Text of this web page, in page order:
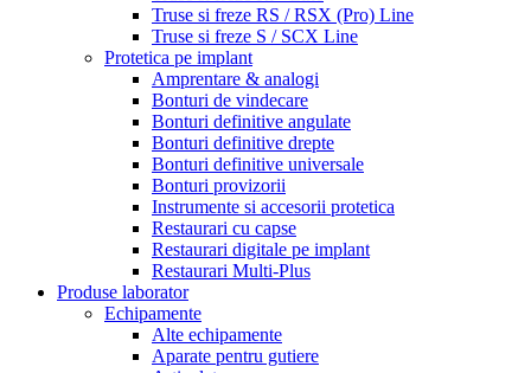
Truse si freze RS / RSX (Pro) Line
Truse si freze S / SCX Line
Protetica pe implant
Amprentare & analogi
Bonturi de vindecare
Bonturi definitive angulate
Bonturi definitive drepte
Bonturi definitive universale
Bonturi provizorii
Instrumente si accesorii protetica
Restaurari cu capse
Restaurari digitale pe implant
Restaurari Multi-Plus
Produse laborator
Echipamente
Alte echipamente
Aparate pentru gutiere